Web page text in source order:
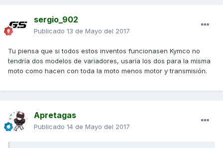
sergio_902
Publicado 13 de Mayo del 2017
Tu piensa que si todos estos inventos funcionasen Kymco no
tendría dos modelos de variadores, usaría los dos para la misma
moto como hacen con toda la moto menos motor y transmisión.
Apretagas
Publicado 14 de Mayo del 2017